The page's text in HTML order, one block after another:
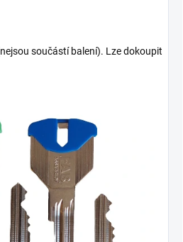
součástí balení). Lze dokoupit